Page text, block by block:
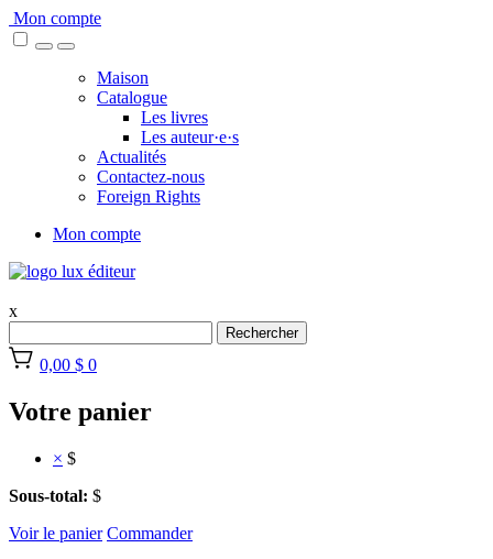
Skip
to
Mon compte
Maison
Catalogue
Les livres
Les auteur·e·s
Actualités
Contactez-nous
Foreign Rights
Mon compte
x
Rechercher
0,00 $ 0
Votre panier
× $
Sous-total: $
Voir le panier Commander